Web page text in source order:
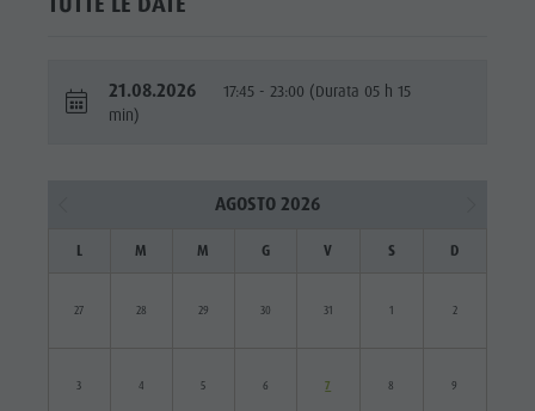
21.08.2026
17:45 - 23:00 (Durata 05 h 15
min)
AGOSTO 2026
L M M G V S D
27 28 29 30 31 1 2
3 4 5 6 7 8 9